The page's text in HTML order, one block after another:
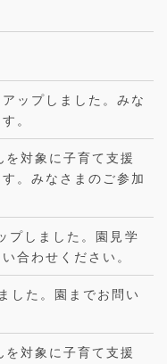
ップしました。みな
。
対象に子育て支援
。みなさまのご参加
プしました。園見学
合わせください。
した。園までお問い
対象に子育て支援